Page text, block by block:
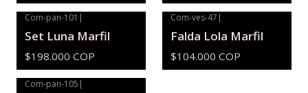
Com-pan-101 |
Set Luna Marfil
$198.000 COP
Com-ves-47 |
Falda Lola Marfil
$104.000 COP
Com-pan-105 |